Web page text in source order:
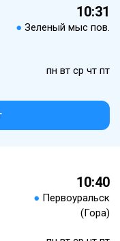
10:31
● Зеленый мыс пов.
пн вт ср чт пт
10:40
● Первоуральск
(Гора)